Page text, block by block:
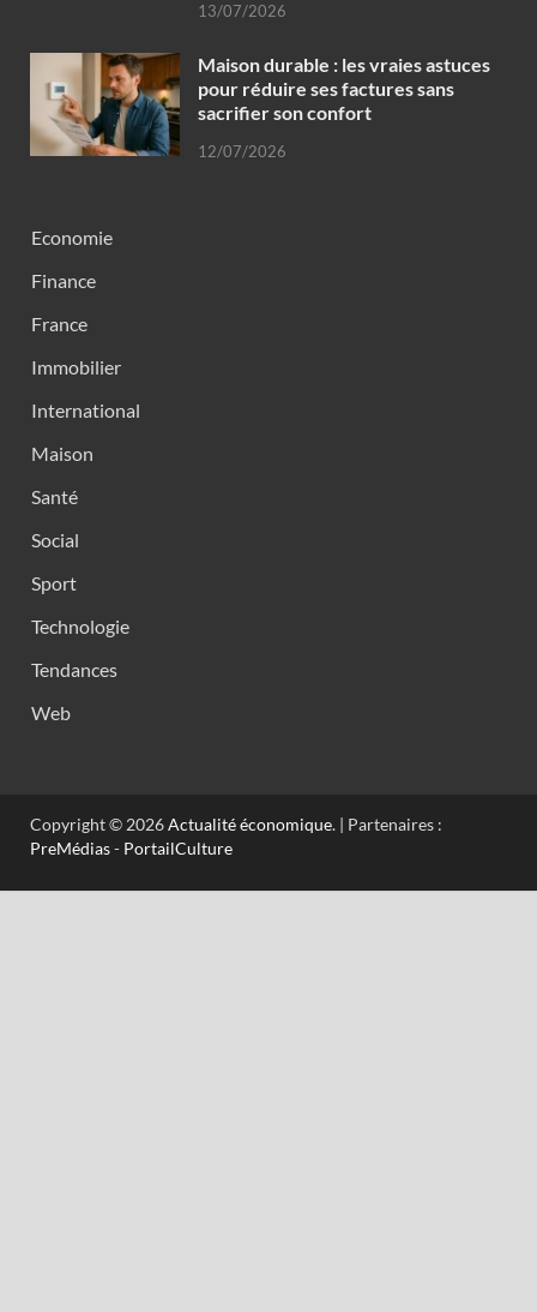
13/07/2026
Maison durable : les vraies astuces
pour réduire ses factures sans
sacrifier son confort
12/07/2026
Economie
Finance
France
Immobilier
International
Maison
Santé
Social
Sport
Technologie
Tendances
Web
Copyright © 2026Actualité économique. | Partenaires :
PreMédias- PortailCulture